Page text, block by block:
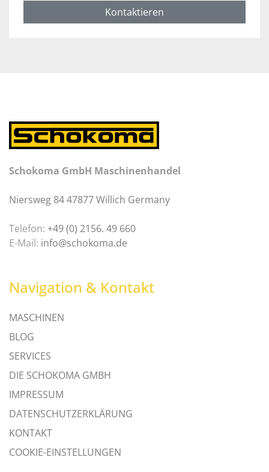
Kontaktieren
Schokoma GmbH Maschinenhandel
Niersweg 84 47877 Willich Germany
Telefon: +49 (0) 2156. 49 660
E-Mail: info@schokoma.de
Navigation & Kontakt
MASCHINEN
BLOG
SERVICES
DIE SCHOKOMA GMBH
IMPRESSUM
DATENSCHUTZERKLÄRUNG
KONTAKT
COOKIE-EINSTELLUNGEN